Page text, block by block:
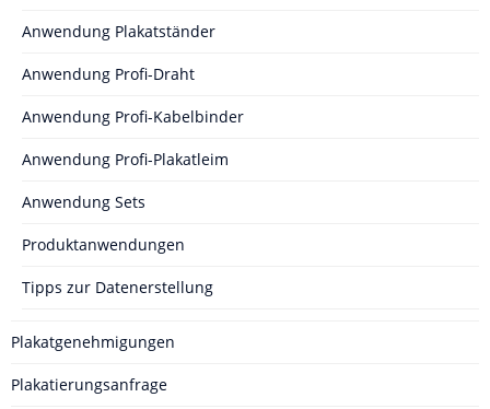
Anwendung Plakatständer
Anwendung Profi-Draht
Anwendung Profi-Kabelbinder
Anwendung Profi-Plakatleim
Anwendung Sets
Produktanwendungen
Tipps zur Datenerstellung
Plakatgenehmigungen
Plakatierungsanfrage